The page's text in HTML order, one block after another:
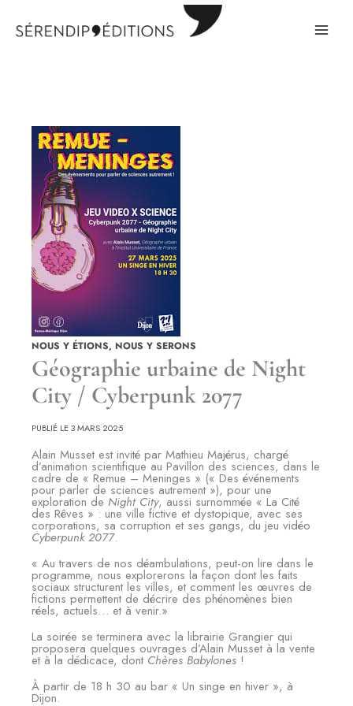
NOUS Y ÉTIONS, NOUS Y SERONS
Géographie urbaine de Night
City / Cyberpunk 2077
PUBLIÉ LE 3 MARS 2025
Alain Musset est invité par Mathieu Majérus, chargé
d’animation scientifique au Pavillon des sciences, dans le
cadre de « Remue – Meninges » (« Des événements
pour parler de sciences autrement »), pour une
exploration de Night City, aussi surnommée « La Cité
des Rêves » : une ville fictive et dystopique, avec ses
corporations, sa corruption et ses gangs, du jeu vidéo
Cyberpunk 2077.
« Au travers de nos déambulations, peut-on lire dans le
programme, nous explorerons la façon dont les faits
sociaux structurent les villes, et comment les œuvres de
fictions permettent de décrire des phénomènes bien
réels, actuels… et à venir.»
La soirée se terminera avec la librairie Grangier qui
proposera quelques ouvrages d’Alain Musset à la vente
et à la dédicace, dont Chères Babylones !
À partir de 18 h 30 au bar « Un singe en hiver », à
Dijon.